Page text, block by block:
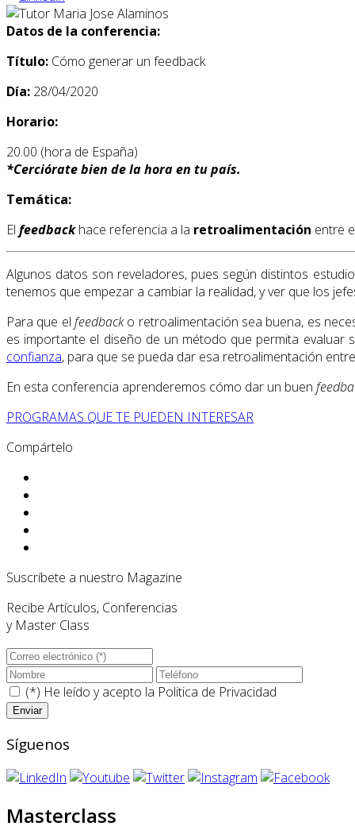
Datos de la conferencia:
Título: Cómo generar un feedback
Día: 28/04/2020
Horario:
20.00 (hora de España)
*Cerciórate bien de la hora en tu país.
Temática:
El feedbackhace referencia a la retroalimentación entre
Algunos datos son reveladores, pues según distintos
tenemos que empezar a cambiar la realidad, y ver que los
Para que el feedbacko retroalimentación sea buena, es
es importante el diseño de un método que permita evaluar
confianza, para que se pueda dar esa retroalimentación
En esta conferencia aprenderemos cómo dar un buen
PROGRAMAS QUE TE PUEDEN INTERESAR
Compártelo
Suscríbete a nuestro Magazine
Recibe Artículos, Conferencias
y Master Class
(*) He leído y acepto la Politica de Privacidad
Síguenos
Masterclass